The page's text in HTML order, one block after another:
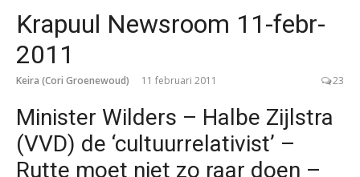
Krapuul Newsroom 11-febr-
2011
Keira (Cori Groenewoud) 11 februari 2011 23
Minister Wilders – Halbe Zijlstra
(VVD) de ‘cultuurrelativist’ –
Rutte moet niet zo raar doen –